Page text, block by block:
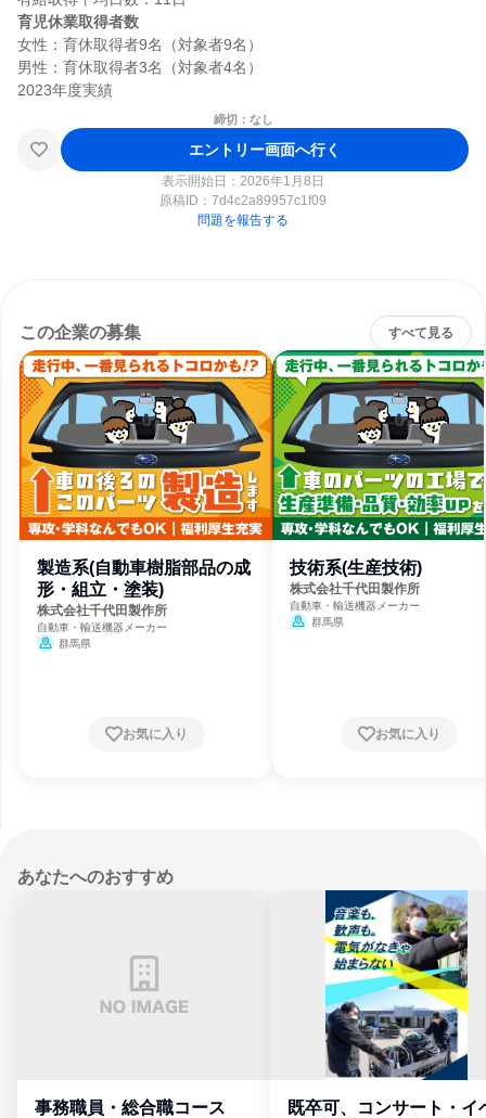
育児休業取得者数
女性：育休取得者9名（対象者9名）
男性：育休取得者3名（対象者4名）
締切：なし
エントリー画面へ行く
表示開始日：2026年1月8日
原稿ID： 7d4c2a89957c1f09
問題を報告する
この企業の募集 すべて見る
製造系(自動車樹脂部品の成
形・組立・塗装)
株式会社千代田製作所
自動車・輸送機器メーカー
群馬県
お気に入り
技術系(生産技術)
株式会社千代田製作所
自動車・輸送機器メーカー
群馬県
お気に入り
あなたへのおすすめ
事務職員・総合職コース
既卒可、コンサート・イ